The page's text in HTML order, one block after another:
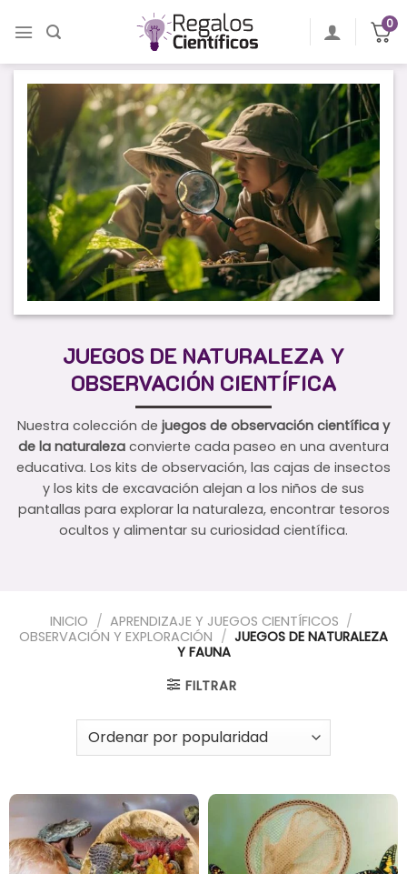
0
JUEGOS DE NATURALEZA Y
OBSERVACIÓN CIENTÍFICA
Nuestra colección de juegos de observación científica y
de la naturaleza convierte cada paseo en una aventura
educativa. Los kits de observación, las cajas de insectos
y los kits de excavación alejan a los niños de sus
pantallas para explorar la naturaleza, encontrar tesoros
ocultos y alimentar su curiosidad científica.
INICIO / APRENDIZAJE Y JUEGOS CIENTÍFICOS /
OBSERVACIÓN Y EXPLORACIÓN / JUEGOS DE NATURALEZA
Y FAUNA
FILTRAR